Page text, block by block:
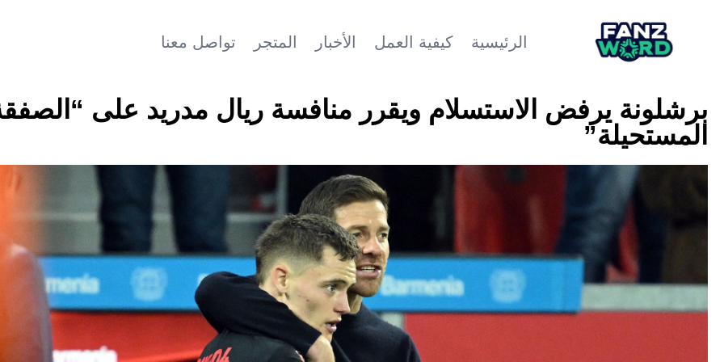
الرئيسية كيفية العمل الأخبار المتجر تواصل معنا
برشلونة يرفض الاستسلام ويقرر منافسة ريال مدريد على
المستحيلة”